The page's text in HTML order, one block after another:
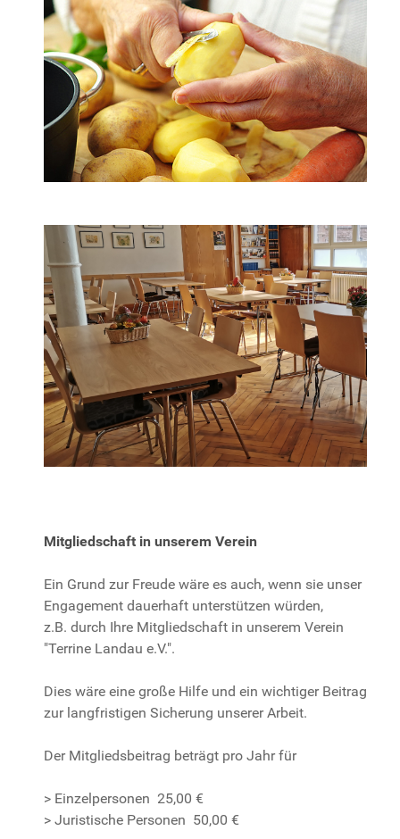
Mitgliedschaft in unserem Verein
Ein Grund zur Freude wäre es auch, wenn sie unser
Engagement dauerhaft unterstützen würden,
z.B. durch Ihre Mitgliedschaft in unserem Verein
"Terrine Landau e.V.".
Dies wäre eine große Hilfe und ein wichtiger Beitrag
zur langfristigen Sicherung unserer Arbeit.
Der Mitgliedsbeitrag beträgt pro Jahr für
> Einzelpersonen 25,00 €
> Juristische Personen 50,00 €